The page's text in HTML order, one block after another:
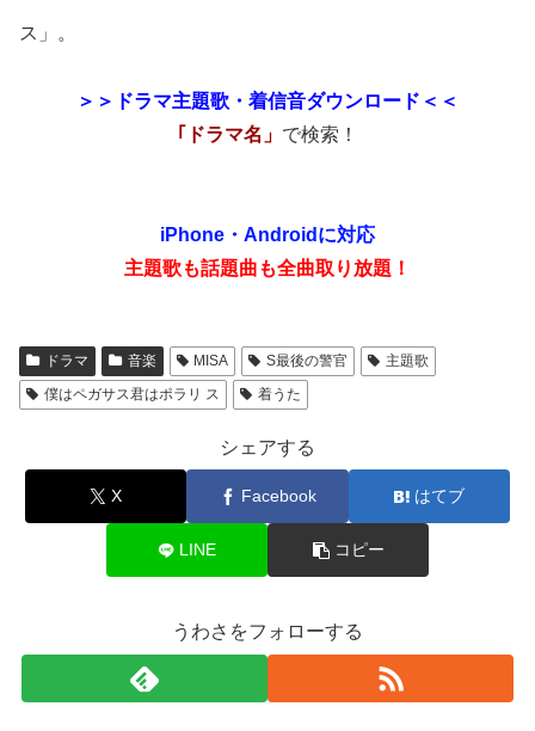
ス」。
＞＞ドラマ主題歌・着信音ダウンロード＜＜
｢ドラマ名」 で検索！
iPhone・Androidに対応
主題歌も話題曲も全曲取り放題！
ドラマ 音楽 MISA S最後の警官
主題歌
僕はペガサス君はポラリ ス
着うた
シェアする
X Facebook はてブ
LINE コピー
うわさをフォローする